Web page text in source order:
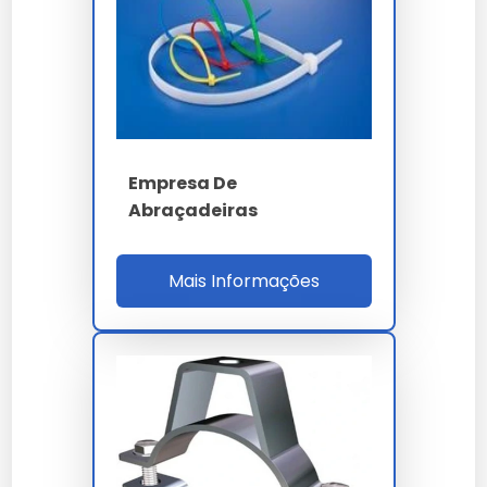
leva em conta a complexidade
técnica e o volume da sua necessidade. Trabalhamos
com propostas personalizadas para garantir o melhor
custo-benefício em cada projeto.
Onde Comprar Abraçadeiras
Para garantir a procedência e qualidade técnica,
fornecedores especializados. Nossa empresa oferece
suporte completo na escolha do abraçadeiras para
fixação de tubos ideal para sua aplicação.
Perguntas Frequentes
Qual o diferencial de
abraçadeiras para fixação de
Empresa De
Abraçadeiras
Mais Informações